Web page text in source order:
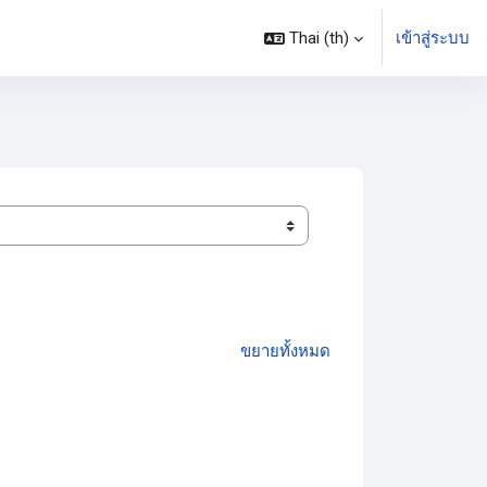
Thai ‎(th)‎ เข้าสู่ระบบ
ขยายทั้งหมด